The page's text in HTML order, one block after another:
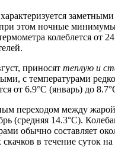
этом ночные минимумы
колеблется от
приносят теплую и
с температурами
от 6.9°C (январь) до
переходом между
(средняя 14.3°C).
обычно составляет
в течение суток